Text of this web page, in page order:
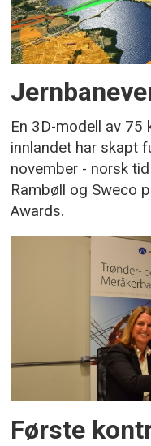
En 3D-modell av 75
innlandet har skapt
november - norsk
Rambøll og Sweco
Awards.
Første